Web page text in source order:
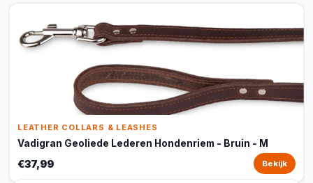
LEATHER COLLARS & LEASHES
Vadigran Geoliede Lederen Hondenriem - Bruin - M
€37,99 Bekijk